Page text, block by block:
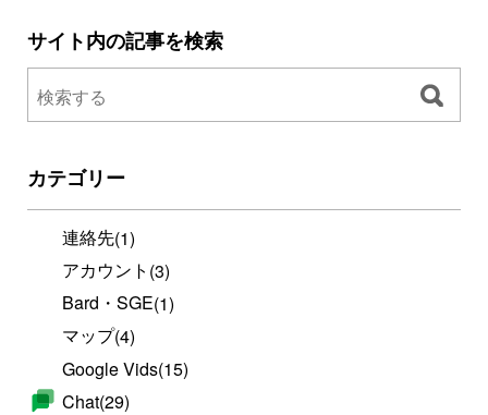
サイト内の記事を検索
カテゴリー
連絡先(1)
アカウント (3)
Bard・SGE(1)
マップ(4)
Google Vids(15)
Chat(29)